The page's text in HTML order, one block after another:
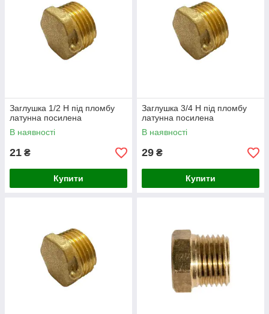
Матеріал не піддається іржі, що критично
важливо для систем, які постійно контактують
прокладками забезпечують повну відсутність
протікань.
Широкий діапазон діаметрів дозволяє
Зручність монтажу:
Стандартні різьбові стандарти дозволяють
легко встановлювати та демонтувати
Заглушка 1/2 Н під пломбу
латунна посилена
В наявності
21 ₴
Купити
Заглушка 3/4 Н під пломбу
латунна посилена
В наявності
29 ₴
Купити